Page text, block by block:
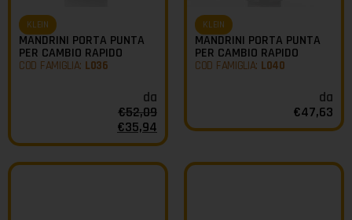
KLEIN
MANDRINI PORTA PUNTA
PER CAMBIO RAPIDO
COD FAMIGLIA: L036
da
€52,09
€35,94
KLEIN
MANDRINI PORTA PUNTA
PER CAMBIO RAPIDO
COD FAMIGLIA: L040
da
€47,63